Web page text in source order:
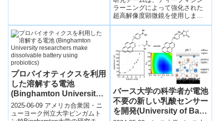
imperfections in lithium-
ion batteries)
ラーニングによって強化された
超高解像度顕微鏡を使用しまし
た。Team used super high-
resolution micr...
プロバイオティクスを利用
した溶解する電池
(Binghamton University
researchers make
dissolvable battery using
2025-06-09 アメリカ合衆国・ニ
ューヨーク州立大学ビンガムト
バース大学の科学者が電池
不要の新しい乳酸センサー
を開発(University of Bath